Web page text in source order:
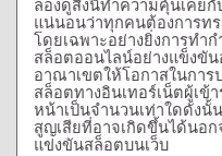
ลองดูสิ่งนี้ทำความคุ้นเคย
แน่นอนว่าทุกคนต้องการท
โดยเฉพาะอย่างยิ่งการทำ
สล็อตออนไลน์อย่างแข็งขั
อาณาเขตให้โอกาสในการ
สล็อตทางอินเทอร์เน็ตผู้เข้
หน้าเป็นจำนวนเท่าใดดังนั้
สูญเสียที่อาจเกิดขึ้นได้นอก
แข่งขันสล็อตบนเว็บ